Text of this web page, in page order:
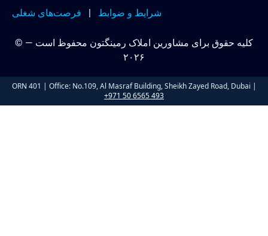
شرایط و ضوابط|فرصت‌های شغلی
حقوق برای مشاورین املاک رمینگتون محفوظ است — ©
۲۰۲۶
ORN 401 | Office: No.109, Al Masraf Building, Sheikh Zayed Road,
+971 50 6565 493